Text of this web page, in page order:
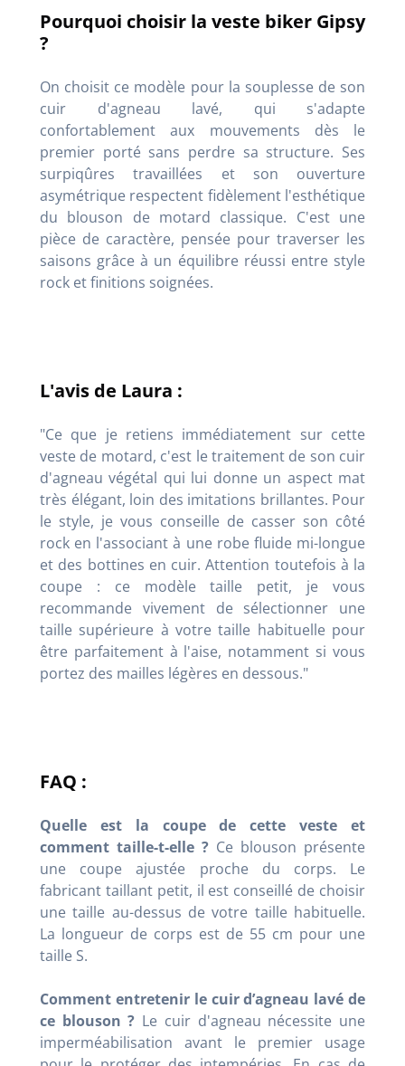
Pourquoi choisir la veste biker Gipsy
?
On choisit ce modèle pour la souplesse de son
cuir d'agneau lavé, qui s'adapte
confortablement aux mouvements dès le
premier porté sans perdre sa structure. Ses
surpiqûres travaillées et son ouverture
asymétrique respectent fidèlement l'esthétique
du blouson de motard classique. C'est une
pièce de caractère, pensée pour traverser les
saisons grâce à un équilibre réussi entre style
rock et finitions soignées.
L'avis de Laura :
"Ce que je retiens immédiatement sur cette
veste de motard, c'est le traitement de son cuir
d'agneau végétal qui lui donne un aspect mat
très élégant, loin des imitations brillantes. Pour
le style, je vous conseille de casser son côté
rock en l'associant à une robe fluide mi-longue
et des bottines en cuir. Attention toutefois à la
coupe : ce modèle taille petit, je vous
recommande vivement de sélectionner une
taille supérieure à votre taille habituelle pour
être parfaitement à l'aise, notamment si vous
portez des mailles légères en dessous."
FAQ :
Quelle est la coupe de cette veste et
comment taille-t-elle ? Ce blouson présente
une coupe ajustée proche du corps. Le
fabricant taillant petit, il est conseillé de choisir
une taille au-dessus de votre taille habituelle.
La longueur de corps est de 55 cm pour une
taille S.
Comment entretenir le cuir d’agneau lavé de
ce blouson ? Le cuir d'agneau nécessite une
imperméabilisation avant le premier usage